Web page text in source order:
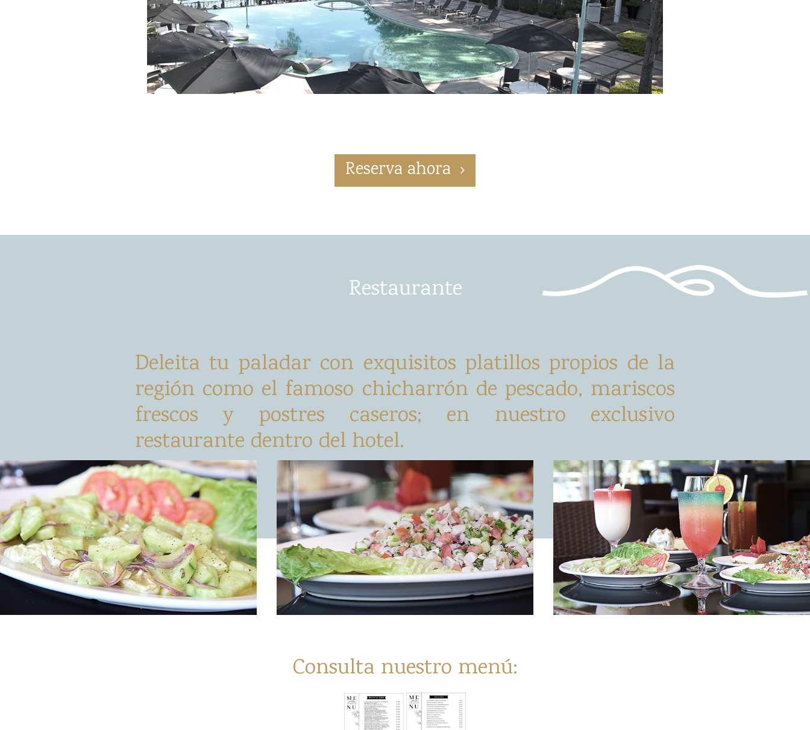
Reserva ahora
Restaurante
Deleita tu paladar con exquisitos platillos propios de la
región como el famoso chicharrón de pescado, mariscos
frescos y postres caseros; en nuestro exclusivo
restaurante dentro del hotel.
Consulta nuestro menú: